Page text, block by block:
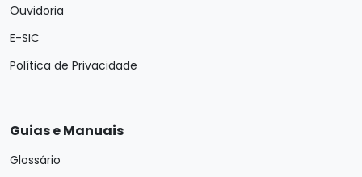
Ouvidoria
E-SIC
Política de Privacidade
Guias e Manuais
Glossário